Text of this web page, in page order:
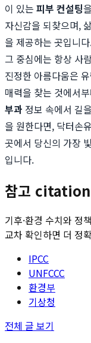
이 있는 피부 컨설팅
자신감을 되찾으며,
을 제공하는 곳입니
그 중심에는 항상 사
진정한 아름다움은
매력을 찾는 것에서
부과 정보 속에서 길
을 원한다면, 닥터손
곳에서 당신의 가장
입니다.
참고 citation
기후·환경 수치와 정
교차 확인하면 더 정
IPCC
UNFCCC
환경부
기상청
전체 글 보기